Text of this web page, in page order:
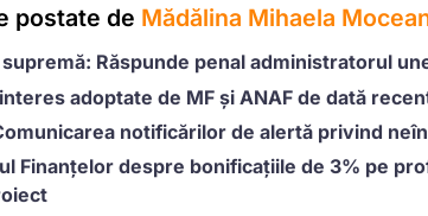
postate de Mădălina Mihaela
Răspunde penal administratorul
adoptate de MF și ANAF de dată
notificărilor de alertă privind
Finanțelor despre bonificațiile de 3% pe